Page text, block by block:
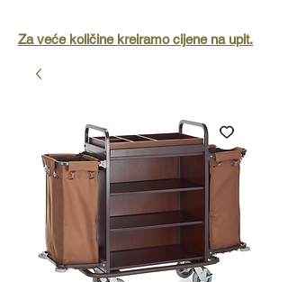
Za veće količine kreiramo cijene na upit.